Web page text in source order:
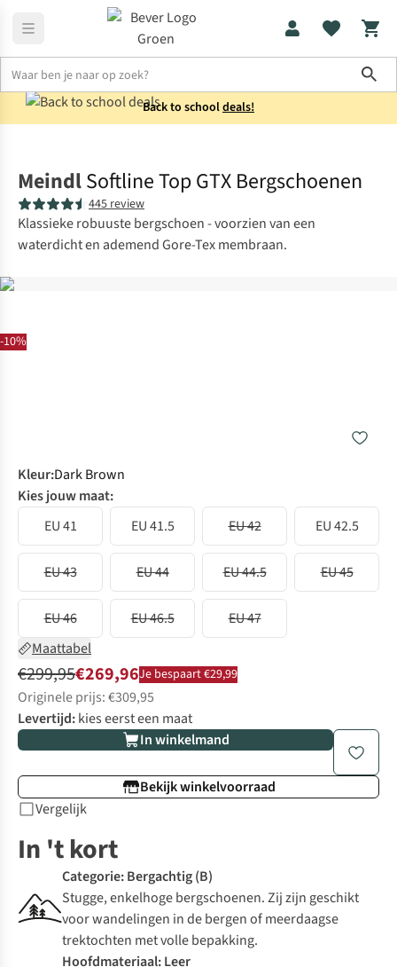
Back to schooldeals!
-10%
MeindlSoftline Top GTX Bergschoenen
445 review
Klassieke robuuste bergschoen - voorzien van een
waterdicht en ademend Gore-Tex membraan.
Kleur:Dark Brown
Kies jouw maat:
EU 41
EU 41.5 EU 42 EU 42.5
EU 43 EU 44 EU 44.5 EU 45
EU 46 EU 46.5
EU 47
Maattabel
€299,95€269,96Je bespaart €29,99
Originele prijs: €309,95
Levertijd:kies eerst een maat
In winkelmand
Bekijk winkelvoorraad
Vergelijk
In 't kort
Categorie: Bergachtig (B)
Stugge, enkelhoge bergschoenen. Zij zijn geschikt
voor wandelingen in de bergen of meerdaagse
trektochten met volle bepakking.
Hoofdmateriaal: Leer